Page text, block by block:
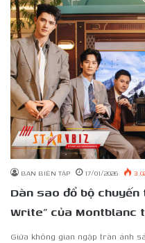
BAN BIÊN TẬP 17/01/2026
Dàn sao đổ bộ chuyến
Write” của Montblanc
Giữa không gian ngập tràn ánh